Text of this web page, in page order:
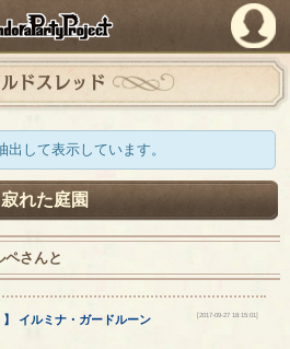
PandoraPartyProject
ドスレッド
して表示しています。
寂れた庭園
ペさんと
】イルミナ ・ ガードルーン
[2017-09-27 18:15:01]